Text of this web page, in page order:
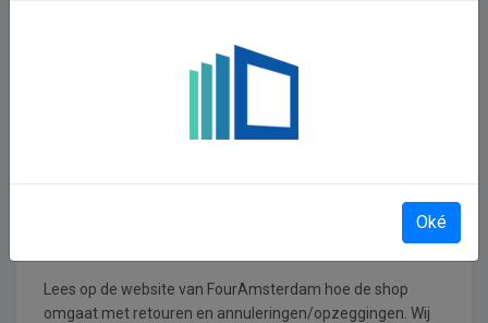
operationeel
Lees op de website van FourAmsterdam hoe de shop
omgaat met retouren en annuleringen/opzeggingen. Wij
Oké